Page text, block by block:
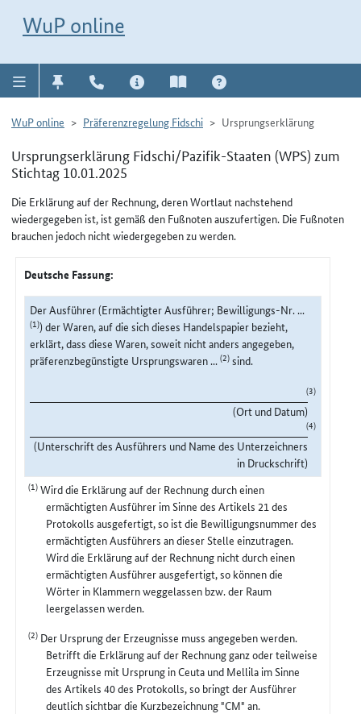
WuP online
WuP online Präferenzregelung Fidschi Ursprungserklärung
Ursprungserklärung Fidschi/Pazifik-Staaten (WPS) zum
Stichtag 10.01.2025
Die Erklärung auf der Rechnung, deren Wortlaut nachstehend
wiedergegeben ist, ist gemäß den Fußnoten auszufertigen. Die Fußnoten
brauchen jedoch nicht wiedergegeben zu werden.
Deutsche Fassung:
Der Ausführer (Ermächtigter Ausführer; Bewilligungs-Nr. ...
(1)) der Waren, auf die sich dieses Handelspapier bezieht,
erklärt, dass diese Waren, soweit nicht anders angegeben,
präferenzbegünstigte Ursprungswaren ...(2)sind.
(3)
(Ort und Datum)
(4)
(Unterschrift des Ausführers und Name des Unterzeichners
in Druckschrift)
(1)Wird die Erklärung auf der Rechnung durch einen
ermächtigten Ausführer im Sinne des Artikels 21 des
Protokolls ausgefertigt, so ist die Bewilligungsnummer des
ermächtigten Ausführers an dieser Stelle einzutragen.
Wird die Erklärung auf der Rechnung nicht durch einen
ermächtigten Ausführer ausgefertigt, so können die
Wörter in Klammern weggelassen bzw. der Raum
leergelassen werden.
(2) Der Ursprung der Erzeugnisse muss angegeben werden.
Betrifft die Erklärung auf der Rechnung ganz oder teilweise
Erzeugnisse mit Ursprung in Ceuta und Mellila im Sinne
des Artikels 40 des Protokolls, so bringt der Ausführer
deutlich sichtbar die Kurzbezeichnung "CM" an.